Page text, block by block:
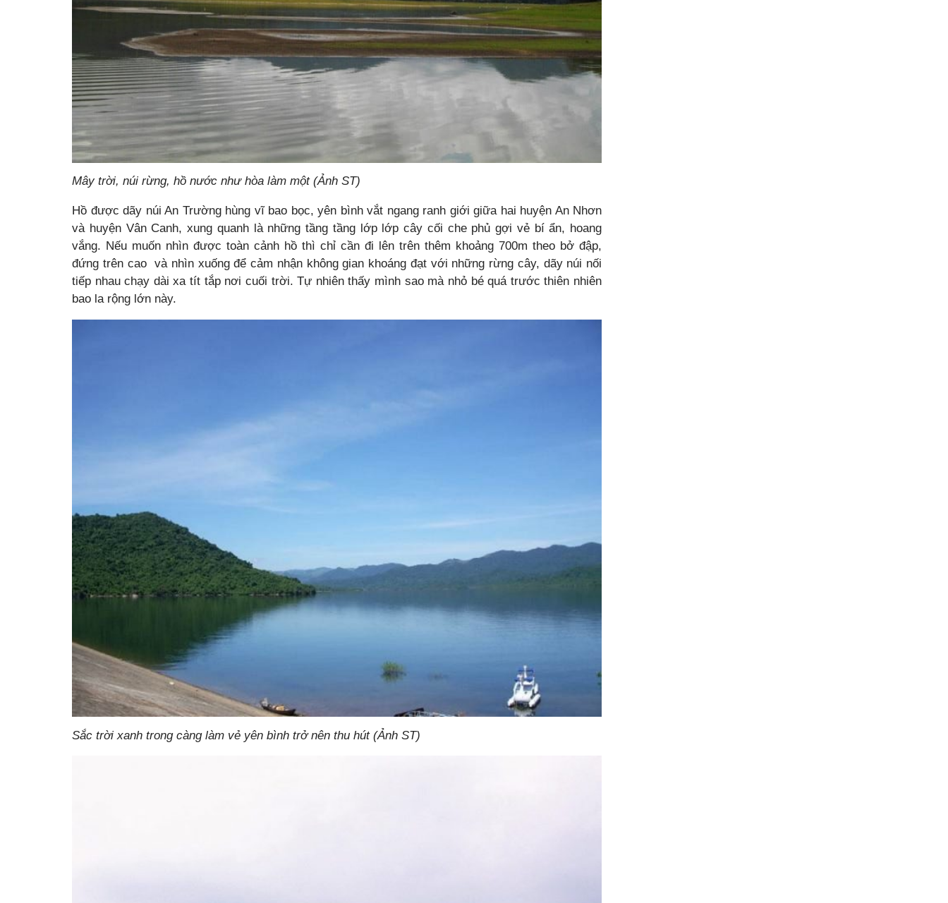
Mây trời, núi rừng, hồ nước như hòa làm một (Ảnh ST)
Hồ được dãy núi An Trường hùng vĩ bao bọc, yên bình vắt ngang ranh giới giữa hai huyện An Nhơn
và huyện Vân Canh, xung quanh là những tầng tầng lớp lớp cây cối che phủ gợi vẻ bí ẩn, hoang
vắng. Nếu muốn nhìn được toàn cảnh hồ thì chỉ cần đi lên trên thêm khoảng 700m theo bở đập,
đứng trên cao và nhìn xuống để cảm nhận không gian khoáng đạt với những rừng cây, dãy núi nối
tiếp nhau chạy dài xa tít tắp nơi cuối trời. Tự nhiên thấy mình sao mà nhỏ bé quá trước thiên nhiên
bao la rộng lớn này.
Sắc trời xanh trong càng làm vẻ yên bình trở nên thu hút (Ảnh ST)